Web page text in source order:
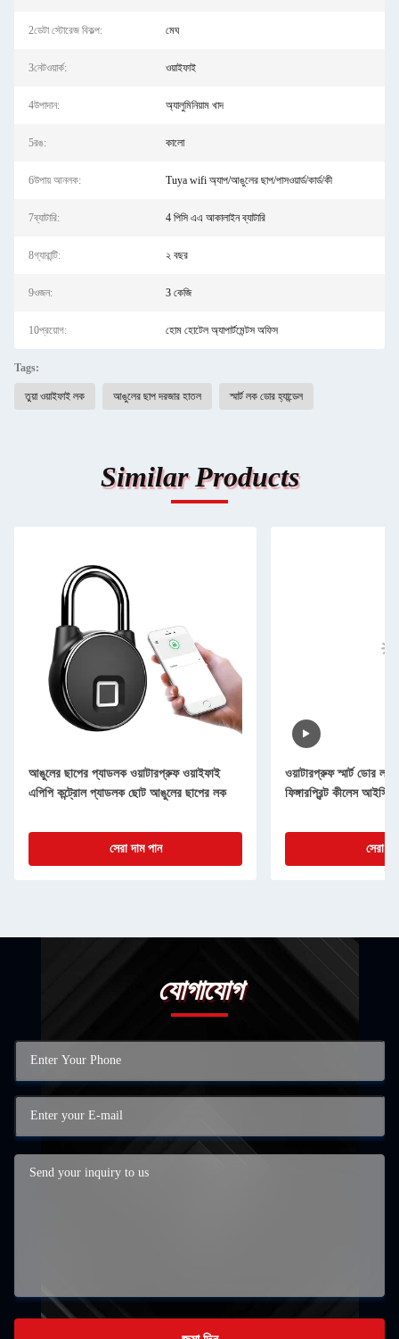
2ডেটা স্টোরেজ বিকল্প: মেঘ
3নেটওয়ার্ক: ওয়াইফাই
4উপাদান: অ্যালুমিনিয়াম খাদ
5রঙ: কালো
6উপায় আনলক: Tuya wifi অ্যাপ/আঙুলের ছাপ/পাসওয়ার্ড/কার্ড/কী
7ব্যাটারি: 4 পিসি এএ আকালাইন ব্যাটারি
8গ্যারান্টি: ২ বছর
9ওজন: 3 কেজি
10প্রয়োগ: হোম হোটেল অ্যাপার্টমেন্টস অফিস
Tags:
তুয়া ওয়াইফাই লক আঙুলের ছাপ দরজার হাতল স্মার্ট লক ডোর হ্যান্ডেল
Similar Products
আঙুলের ছাপের প্যাডলক ওয়াটারপ্রুফ ওয়াইফাই
এপিপি কন্ট্রোল প্যাডলক ছোট আঙুলের ছাপের লক
সেরা দাম পান
ওয়াটারপ্রুফ স্মার্ট ডোর
ফিঙ্গারপ্রিন্ট কীলেস আইসি
সেরা
যোগাযোগ